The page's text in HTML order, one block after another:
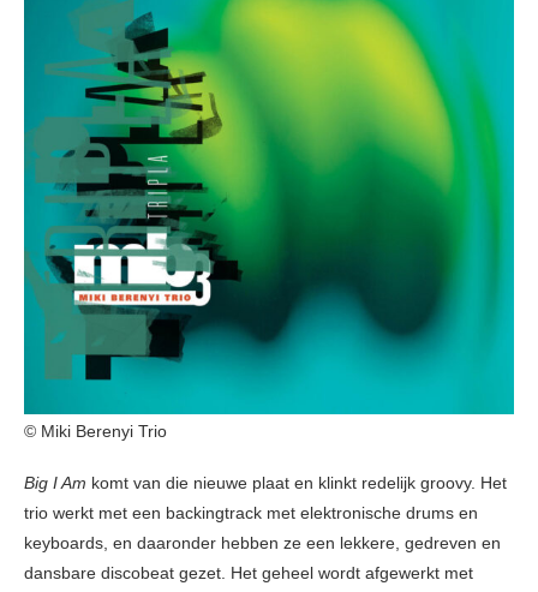
© Miki Berenyi Trio
Big I Am komt van die nieuwe plaat en klinkt redelijk groovy. Het
trio werkt met een backingtrack met elektronische drums en
keyboards, en daaronder hebben ze een lekkere, gedreven en
dansbare discobeat gezet. Het geheel wordt afgewerkt met